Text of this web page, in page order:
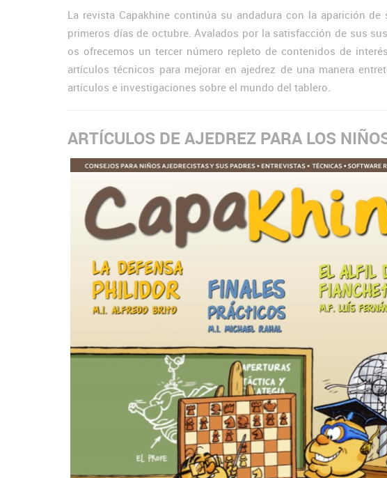
La revista Capakhine continúa su andadura con la aparición
primeros días de octubre. Avalados por la satisfacción de sus
os ofrecemos un tercer número repleto de contenidos de
artículos técnicos para mejorar en ajedrez de una manera
artículos e investigaciones sobre el mundo del tablero.
ARTÍCULOS DE AJEDREZ PARA LOS